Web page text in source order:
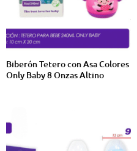
Biberón Tetero con Asa Colores
Only Baby 8 Onzas Altino